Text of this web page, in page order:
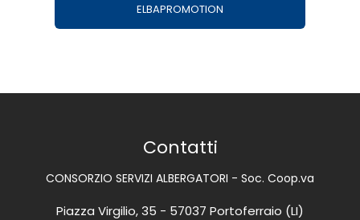
ELBAPROMOTION
Contatti
CONSORZIO SERVIZI ALBERGATORI - Soc. Coop.va
Piazza Virgilio, 35 - 57037 Portoferraio (LI)